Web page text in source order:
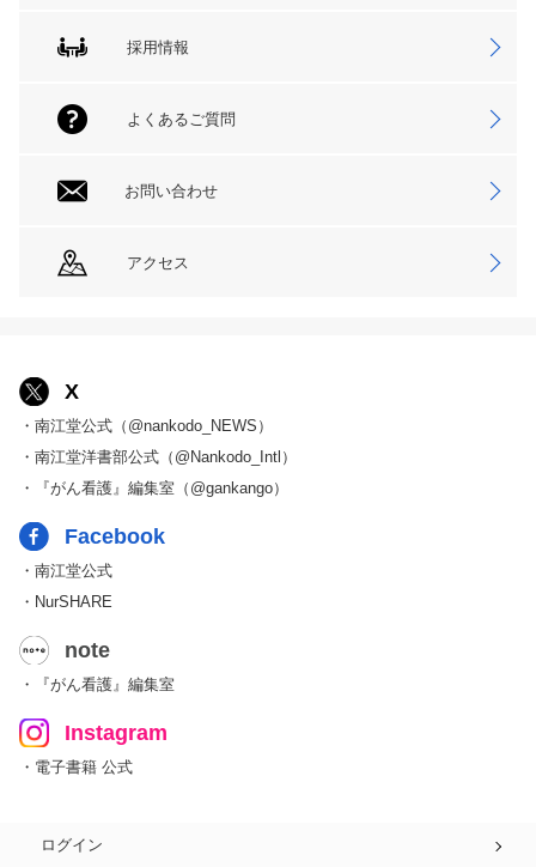
採用情報
よくあるご質問
お問い合わせ
アクセス
X
・南江堂公式（@nankodo_NEWS）
・南江堂洋書部公式（@Nankodo_Intl）
・『がん看護』編集室（@gankango）
Facebook
・南江堂公式
・NurSHARE
note
・『がん看護』編集室
Instagram
・電子書籍 公式
ログイン